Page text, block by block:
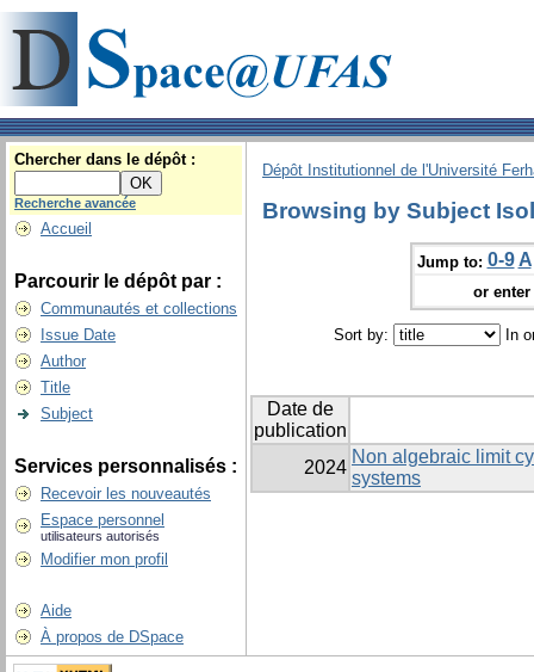
Chercher dans le dépôt :
Recherche avancée
Accueil
Parcourir le dépôt par :
Communautés et collections
Issue Date
Author
Title
Subject
Services personnalisés :
Recevoir les nouveautés
Espace personnel
utilisateurs autorisés
Modifier mon profil
Aide
À propos de DSpace
Dépôt Institutionnel de l'Université
Browsing by Subject
Jump to: 0-9 A
or
Sort by: In
Date de
publication
2024
Non algebraic limit
systems